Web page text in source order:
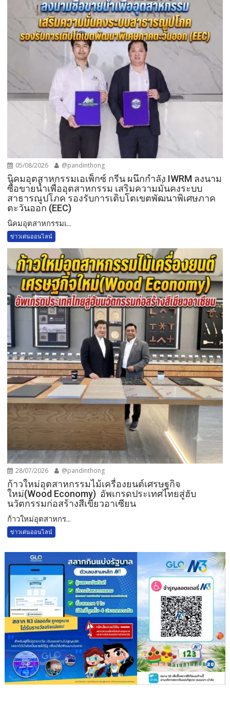
05/08/2026 @pandinthong
​นิคมอุตสาหกรรมเอเพ็กซ์ กรีน ผนึกกำลัง IWRM ลงนาม
ซื้อขายน้ำเพื่ออุตสาหกรรม เสริมความมั่นคงระบบ
สาธารณูปโภค รองรับการเติบโตเขตพัฒนาพิเศษภาค
ตะวันออก (EEC)
​นิคมอุตสาหกรรมเ...
ข่าวเด่นออนไลน์
28/07/2026 @pandinthong
ก้าวใหม่อุตสาหกรรมไม้เครื่องยนต์เศรษฐกิจ
ใหม่(Wood Economy) อัพเกรดประเทศไทยสู่ฮับ
นวัตกรรมก่อสร้างสีเขียวอาเซียน
ก้าวใหม่อุตสาหกร...
ข่าวเด่นออนไลน์